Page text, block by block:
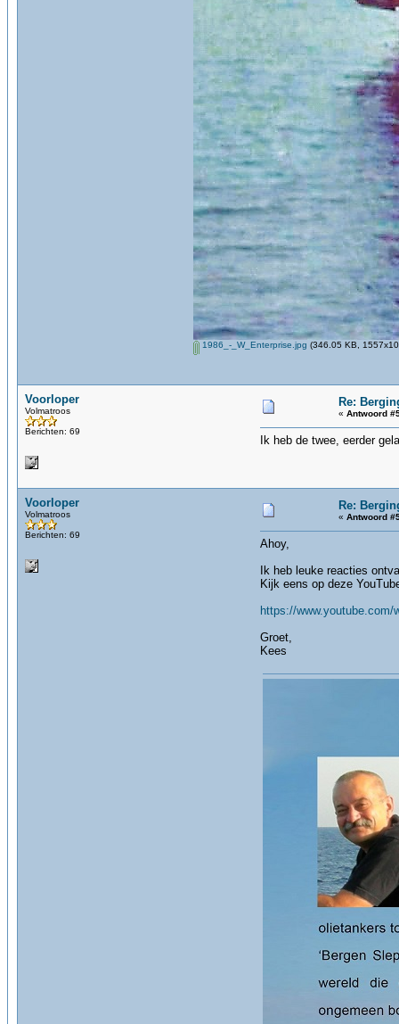
1986_-_W_Enterprise.jpg (346.05 KB,
Voorloper
Volmatroos
Berichten: 69
Re:
« Antwoord
Ik heb de twee, eerder
Voorloper
Volmatroos
Berichten: 69
Re:
« Antwoord
Ahoy,
Ik heb leuke reacties
Kijk eens op deze
https://www.youtube.com/
Groet,
Kees